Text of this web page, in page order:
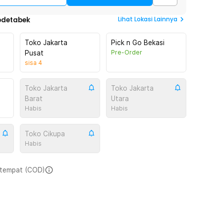
Lihat Lokasi Lainnya
Toko Jakarta
Pusat
sisa 4
Pick n Go Bekasi
Pre-Order
Toko Jakarta
Barat
Habis
Toko Jakarta
Utara
Habis
Toko Cikupa
Habis
(COD)